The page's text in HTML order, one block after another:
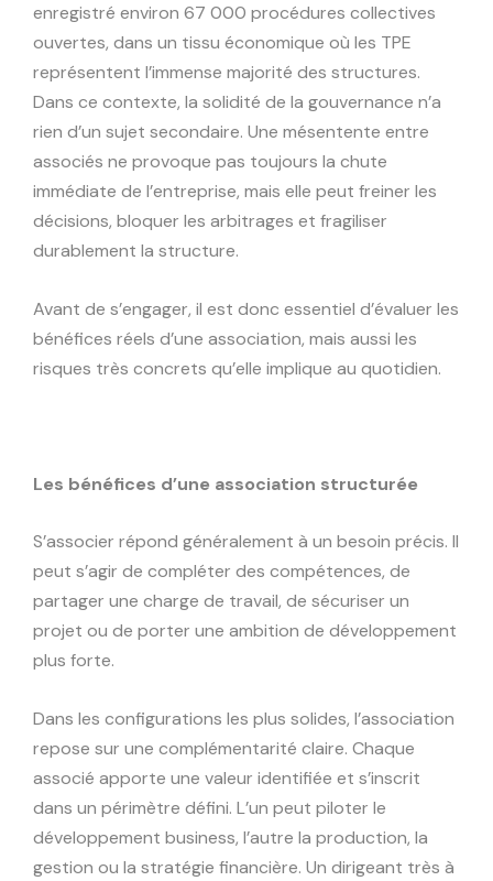
enregistré environ 67 000 procédures collectives
ouvertes, dans un tissu économique où les TPE
représentent l’immense majorité des structures.
Dans ce contexte, la solidité de la gouvernance n’a
rien d’un sujet secondaire. Une mésentente entre
associés ne provoque pas toujours la chute
immédiate de l’entreprise, mais elle peut freiner les
décisions, bloquer les arbitrages et fragiliser
durablement la structure.
Avant de s’engager, il est donc essentiel d’évaluer les
bénéfices réels d’une association, mais aussi les
risques très concrets qu’elle implique au quotidien.
Les bénéfices d’une association structurée
S’associer répond généralement à un besoin précis. Il
peut s’agir de compléter des compétences, de
partager une charge de travail, de sécuriser un
projet ou de porter une ambition de développement
plus forte.
Dans les configurations les plus solides, l’association
repose sur une complémentarité claire. Chaque
associé apporte une valeur identifiée et s’inscrit
dans un périmètre défini. L’un peut piloter le
développement business, l’autre la production, la
gestion ou la stratégie financière. Un dirigeant très à